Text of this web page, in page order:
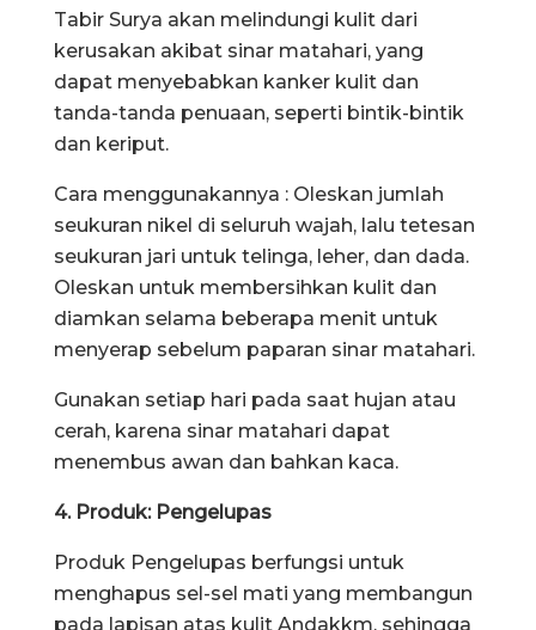
Tabir Surya akan melindungi kulit dari
kerusakan akibat sinar matahari, yang
dapat menyebabkan kanker kulit dan
tanda-tanda penuaan, seperti bintik-bintik
dan keriput.
Cara menggunakannya : Oleskan jumlah
seukuran nikel di seluruh wajah, lalu tetesan
seukuran jari untuk telinga, leher, dan dada.
Oleskan untuk membersihkan kulit dan
diamkan selama beberapa menit untuk
menyerap sebelum paparan sinar matahari.
Gunakan setiap hari pada saat hujan atau
cerah, karena sinar matahari dapat
menembus awan dan bahkan kaca.
4. Produk: Pengelupas
Produk Pengelupas berfungsi untuk
menghapus sel-sel mati yang membangun
pada lapisan atas kulit Andakkm, sehingga